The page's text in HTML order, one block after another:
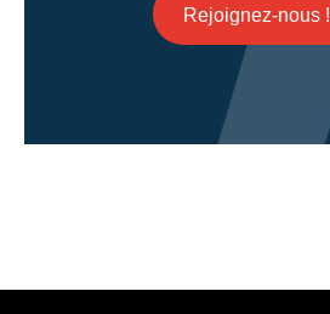
Rejoignez-nous !